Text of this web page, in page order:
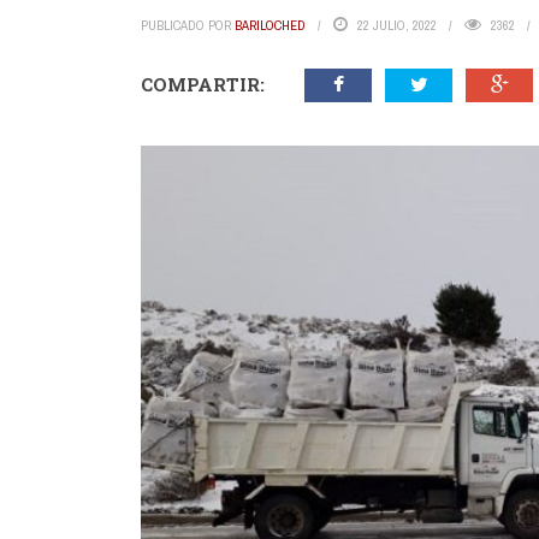
PUBLICADO POR BARILOCHED 22 JULIO, 2022 2362
COMPARTIR: